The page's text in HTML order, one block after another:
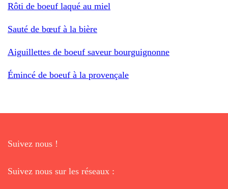
Rôti de boeuf laqué au miel
Sauté de bœuf à la bière
Aiguillettes de boeuf saveur bourguignonne
Émincé de boeuf à la provençale
Suivez nous !
Suivez nous sur les réseaux :